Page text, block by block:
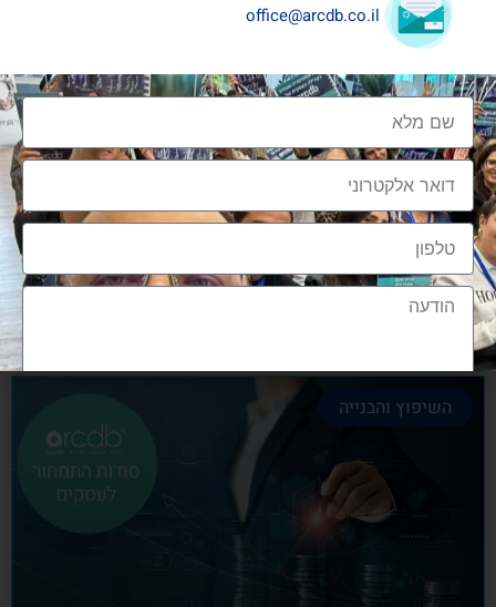
שיתופי פעולה בענף העיצוב והבניה
שיתופי פעולה בענף העיצוב והבניה הם מתכון הכרחי
להצלחה, לנו בארכדיבי יש את הניסיון והיכולת
אלעד גרגיר - מייסד ומנכ"ל arcdb
השיפוץ והבנייה
office@arcdb.co.il
הצטרפות לקהילה